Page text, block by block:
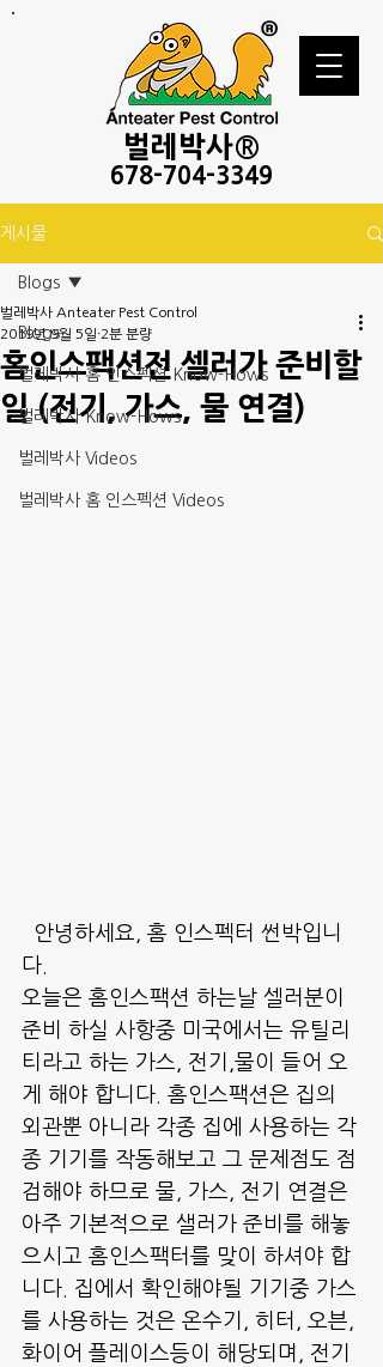
벌레 박사®
678-704-3349
게시물
Blogs
벌레박사 홈 인스펙션 Know-Hows
벌레박사 Know-Hows
벌레박사 Videos
벌레박사 홈 인스펙션 Videos
Blogs
홈인스팩션전 셀러가 준비할
일 (전기, 가스, 물 연결)
벌레박사 Anteater Pest Control
2019년 9월 5일 2분 분량
다.
오늘은 홈인스팩션 하는날 셀러분이
준비 하실 사항중 미국에서는 유틸리
티라고 하는 가스, 전기,물이 들어 오
게 해야 합니다. 홈인스팩션은 집의
외관뿐 아니라 각종 집에 사용하는 각
종 기기를 작동해보고 그 문제점도 점
검해야 하므로 물, 가스, 전기 연결은
아주 기본적으로 샐러가 준비를 해놓
으시고 홈인스팩터를 맞이 하셔야 합
니다. 집에서 확인해야될 기기중 가스
를 사용하는 것은 온수기, 히터, 오븐,
화이어 플레이스등이 해당되며, 전기